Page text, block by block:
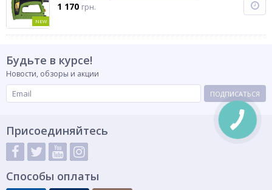
NEW
1 170 грн.
Будьте в курсе!
Новости, обзоры и акции
ПОДПИСАТЬСЯ
Присоединяйтесь
Способы оплаты